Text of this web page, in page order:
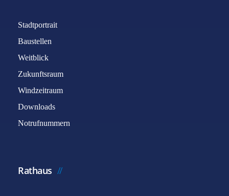
Stadtportrait
Baustellen
Weitblick
Zukunftsraum
Windzeitraum
Downloads
Notrufnummern
Rathaus